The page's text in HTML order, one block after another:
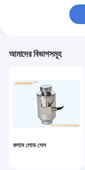
বেলন পরিবাহক স্কেল
স্ট্যাটিক চার্জিং সরঞ্জাম
টিআইজে ইঙ্কজেট প্রিন্টার
আমাদের বিভাগসমূহ
কলাম লোড সেল